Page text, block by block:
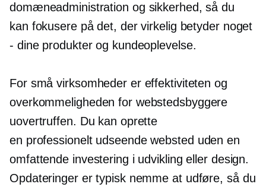
domæneadministration og sikkerhed, så du
kan fokusere på det, der virkelig betyder noget
- dine produkter og kundeoplevelse.
For små virksomheder er effektiviteten og
overkommeligheden for webstedsbyggere
uovertruffen. Du kan oprette
en professionelt udseendewebsted uden en
omfattende investering i udvikling eller design.
Opdateringer er typisk nemme at udføre, så du